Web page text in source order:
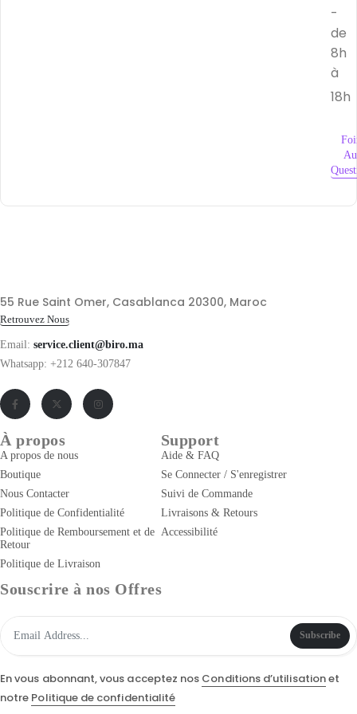
-
de
8h
à
18h
55 Rue Saint Omer, Casablanca 20300, Maroc
Retrouvez Nous
Email: service.client@biro.ma
Whatsapp: +212 640-307847
À propos
A propos de nous
Boutique
Nous Contacter
Politique de Confidentialité
Politique de Remboursement et de
Retour
Politique de Livraison
Support
Aide & FAQ
Se Connecter / S'enregistrer
Suivi de Commande
Livraisons & Retours
Accessibilité
Souscrire à nos Offres
Subscribe
En vous abonnant, vous acceptez nos Conditions d’utilisationet
notre Politique de confidentialité